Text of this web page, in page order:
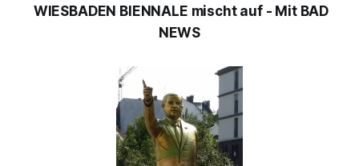
WIESBADEN BIENNALE mischt auf - MitBAD
NEWS